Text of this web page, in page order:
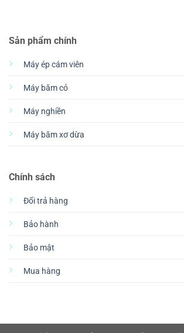
Sản phẩm chính
Máy ép cám viên
Máy băm cỏ
Máy nghiền
Máy băm xơ dừa
Chính sách
Đổi trả hàng
Bảo hành
Bảo mật
Mua hàng